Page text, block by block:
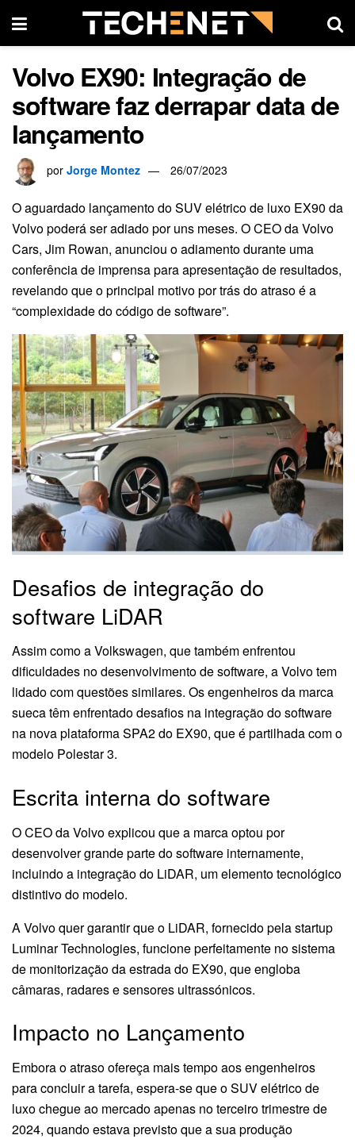
Volvo EX90: Integração de
software faz derrapar data de
lançamento
por Jorge Montez 26/07/2023
O aguardado lançamento do SUV elétrico de luxo EX90 da
Volvo poderá ser adiado por uns meses. O CEO da Volvo
Cars, Jim Rowan, anunciou o adiamento durante uma
conferência de imprensa para apresentação de resultados,
revelando que o principal motivo por trás do atraso é a
“complexidade do código de software”.
Desafios de integração do
software LiDAR
Assim como a Volkswagen, que também enfrentou
dificuldades no desenvolvimento de software, a Volvo tem
lidado com questões similares. Os engenheiros da marca
sueca têm enfrentado desafios na integração do software
na nova plataforma SPA2 do EX90, que é partilhada com o
modelo Polestar 3.
Escrita interna do software
O CEO da Volvo explicou que a marca optou por
desenvolver grande parte do software internamente,
incluindo a integração do LiDAR, um elemento tecnológico
distintivo do modelo.
A Volvo quer garantir que o LiDAR, fornecido pela startup
Luminar Technologies, funcione perfeitamente no sistema
de monitorização da estrada do EX90, que engloba
câmaras, radares e sensores ultrassónicos.
Impacto no Lançamento
Embora o atraso ofereça mais tempo aos engenheiros
para concluir a tarefa, espera-se que o SUV elétrico de
luxo chegue ao mercado apenas no terceiro trimestre de
2024, quando estava previsto que a sua produção